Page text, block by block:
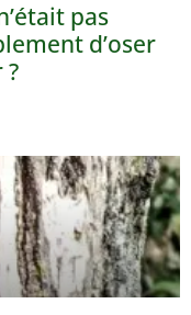
pas
d’oser